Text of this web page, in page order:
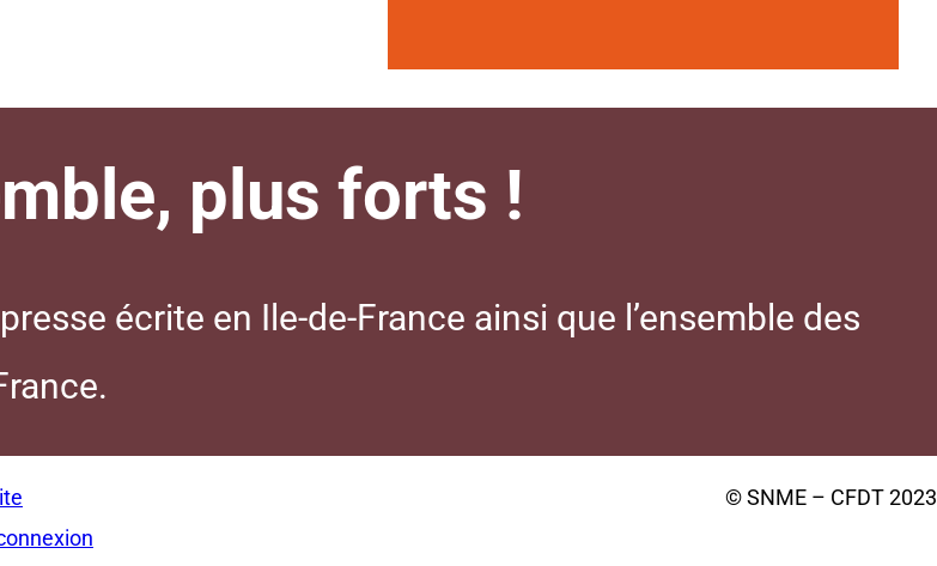
plus forts !
écrite en Ile-de-France ainsi que l’ensemble des
© SNME – CFDT 2023